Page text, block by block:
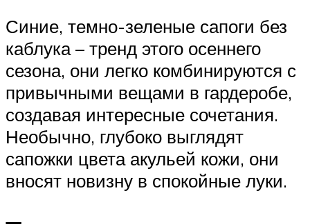
Синие, темно-зеленые сапоги без
каблука – тренд этого осеннего
сезона, они легко комбинируются с
привычными вещами в гардеробе,
создавая интересные сочетания.
Необычно, глубоко выглядят
сапожки цвета акульей кожи, они
вносят новизну в спокойные луки.